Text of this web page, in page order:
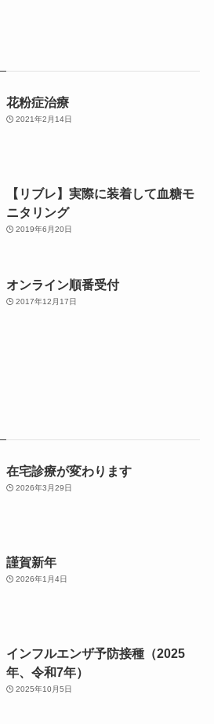
花粉症治療
2021年2月14日
【リブレ】実際に装着して血糖モ
ニタリング
2019年6月20日
オンライン順番受付
2017年12月17日
在宅診療が変わります
2026年3月29日
謹賀新年
2026年1月4日
インフルエンザ予防接種（2025
年、令和7年）
2025年10月5日